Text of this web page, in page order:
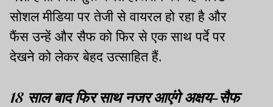
सोशल मीडिया पर तेजी से वायरल हो रहा है और
फैंस उन्हें और सैफ को फिर से एक साथ पर्दे पर
देखने को लेकर बेहद उत्साहित हैं.
18 साल बाद फिर साथ नजर आएंगे अक्षय-सैफ